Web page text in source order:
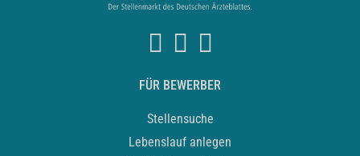
FÜR BEWERBER
Stellensuche
Lebenslauf anlegen